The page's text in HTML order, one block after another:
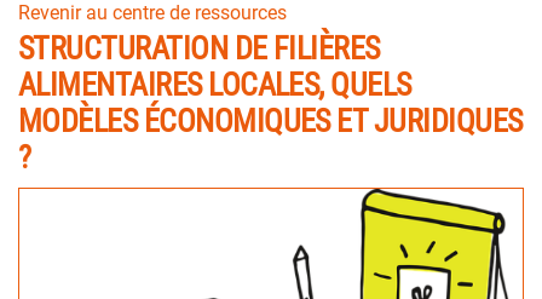
Revenir au centre de ressources
STRUCTURATION DE FILIÈRES
ALIMENTAIRES LOCALES, QUELS
MODÈLES ÉCONOMIQUES ET JURIDIQUES
?